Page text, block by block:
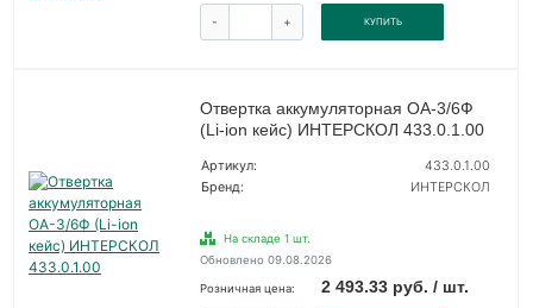
- + КУПИТЬ
Отвертка аккумуляторная ОА-3/6Ф
(Li-ion кейс) ИНТЕРСКОЛ 433.0.1.00
Артикул:
433.0.1.00
Бренд:
ИНТЕРСКОЛ
На складе 1 шт.
Обновлено 09.08.2026
Розничная цена: 2 493.33 руб. / шт.